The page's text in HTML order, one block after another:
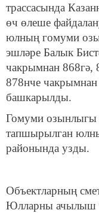
трассасында
өч өлеше
юлның гомуми
эшләре Балык
чакрымнан 868гә,
878нче
башкарылды.
Гомуми озынлыгы
тапшырылган
районында узды.
Объектларның
Юлларны ачылыш